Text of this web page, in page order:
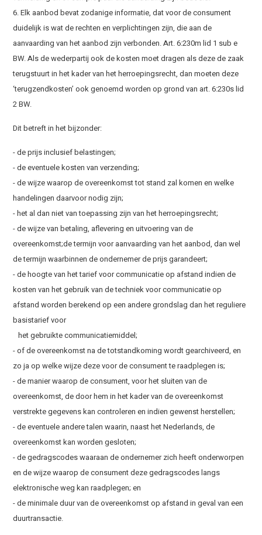
6. Elk aanbod bevat zodanige informatie, dat voor de consument
duidelijk is wat de rechten en verplichtingen zijn, die aan de
aanvaarding van het aanbod zijn verbonden. Art. 6:230m lid 1 sub e
BW. Als de wederpartij ook de kosten moet dragen als deze de zaak
terugstuurt in het kader van het herroepingsrecht, dan moeten deze
‘terugzendkosten’ ook genoemd worden op grond van art. 6:230s lid
2 BW.
Dit betreft in het bijzonder:
- de prijs inclusief belastingen;
- de eventuele kosten van verzending;
- de wijze waarop de overeenkomst tot stand zal komen en welke
handelingen daarvoor nodig zijn;
- het al dan niet van toepassing zijn van het herroepingsrecht;
- de wijze van betaling, aflevering en uitvoering van de
overeenkomst;de termijn voor aanvaarding van het aanbod, dan wel
de termijn waarbinnen de ondernemer de prijs garandeert;
- de hoogte van het tarief voor communicatie op afstand indien de
kosten van het gebruik van de techniek voor communicatie op
afstand worden berekend op een andere grondslag dan het reguliere
basistarief voor
het gebruikte communicatiemiddel;
- of de overeenkomst na de totstandkoming wordt gearchiveerd, en
zo ja op welke wijze deze voor de consument te raadplegen is;
- de manier waarop de consument, voor het sluiten van de
overeenkomst, de door hem in het kader van de overeenkomst
verstrekte gegevens kan controleren en indien gewenst herstellen;
- de eventuele andere talen waarin, naast het Nederlands, de
overeenkomst kan worden gesloten;
- de gedragscodes waaraan de ondernemer zich heeft onderworpen
en de wijze waarop de consument deze gedragscodes langs
elektronische weg kan raadplegen; en
- de minimale duur van de overeenkomst op afstand in geval van een
duurtransactie.